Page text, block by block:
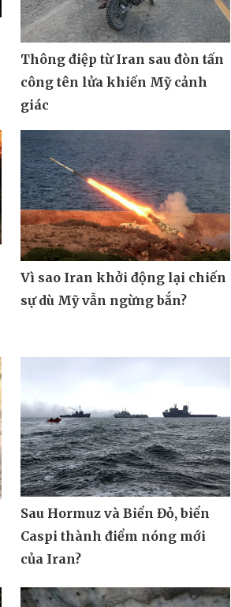
Thông điệp từ Iran sau đòn tấn
công tên lửa khiến Mỹ cảnh
giác
Vì sao Iran khởi động lại chiến
sự dù Mỹ vẫn ngừng bắn?
Sau Hormuz và Biển Đỏ, biển
Caspi thành điểm nóng mới
của Iran?